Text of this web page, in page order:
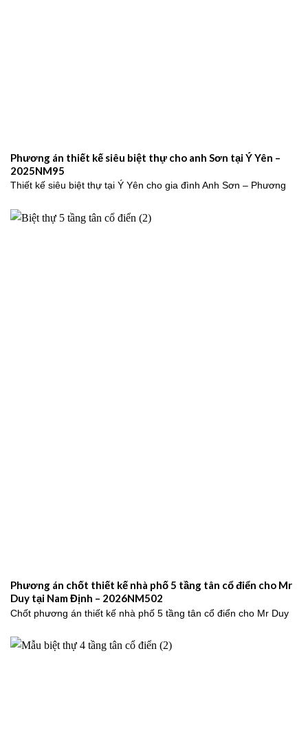
Phương án thiết kế siêu biệt thự cho anh Sơn tại Ý Yên –
2025NM95
Thiết kế siêu biệt thự tại Ý Yên cho gia đình Anh Sơn – Phương
Phương án chốt thiết kế nhà phố 5 tầng tân cổ điển cho Mr
Duy tại Nam Định – 2026NM502
Chốt phương án thiết kế nhà phố 5 tầng tân cổ điển cho Mr Duy